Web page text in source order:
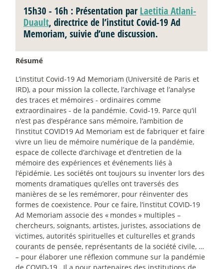
15h30 - 16h : Présentation parLaetitia Atlani-
Duault, directrice de l’institut Covid-19 Ad
Memoriam, suivie d’une discussion.
Résumé
L’institut Covid-19 Ad Memoriam (Université de Paris et
IRD), a pour mission la collecte, l’archivage et l’analyse
des traces et mémoires - ordinaires comme
extraordinaires - de la pandémie. Covid-19. Parce qu’il
n’est pas d’espérance sans mémoire, l’ambition de
l’institut COVID19 Ad Memoriam est de fabriquer et faire
vivre un lieu de mémoire numérique de la pandémie,
espace de collecte d’archivage et d’entretien de la
mémoire des expériences et événements liés à
l’épidémie. Les sociétés ont toujours su inventer lors des
moments dramatiques qu’elles ont traversés des
manières de se les remémorer, pour réinventer des
formes de coexistence. Pour ce faire, l’institut COVID-19
Ad Memoriam associe des « mondes » multiples –
chercheurs, soignants, artistes, juristes, associations de
victimes, autorités spirituelles et culturelles et grands
courants de pensée, représentants de la société civile, …
– pour élaborer une réflexion commune sur la pandémie